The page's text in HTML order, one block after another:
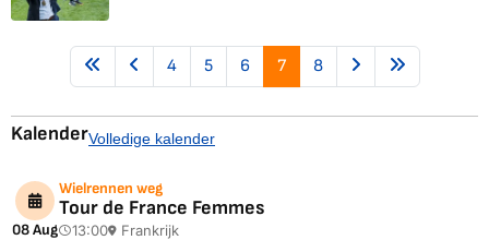
4 5 6 7 8
KalenderVolledige kalender
08 Aug
Wielrennen weg
Tour de France Femmes
13:00 Frankrijk